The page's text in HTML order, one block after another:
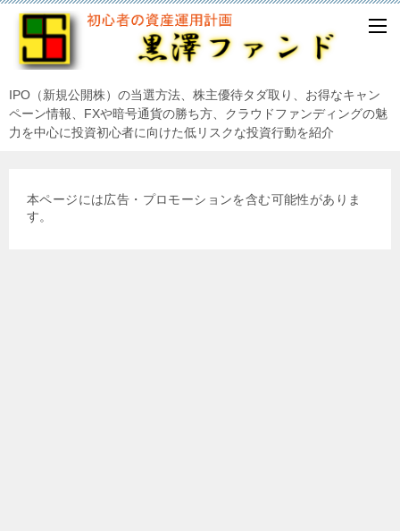
IPO（新規公開株）の当選方法、株主優待タダ取り、お得なキャン
ペーン情報、FXや暗号通貨の勝ち方、クラウドファンディングの魅
力を中心に投資初心者に向けた低リスクな投資行動を紹介
本ページには広告・プロモーションを含む可能性がありま
す。